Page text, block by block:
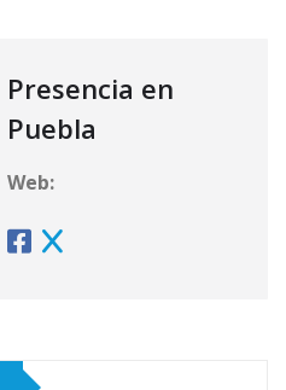
Presencia en
Puebla
Web: